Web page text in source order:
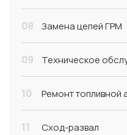
08 Замена цепей ГРМ
09 Техническое
10 Ремонт топливной
11 Сход-развал